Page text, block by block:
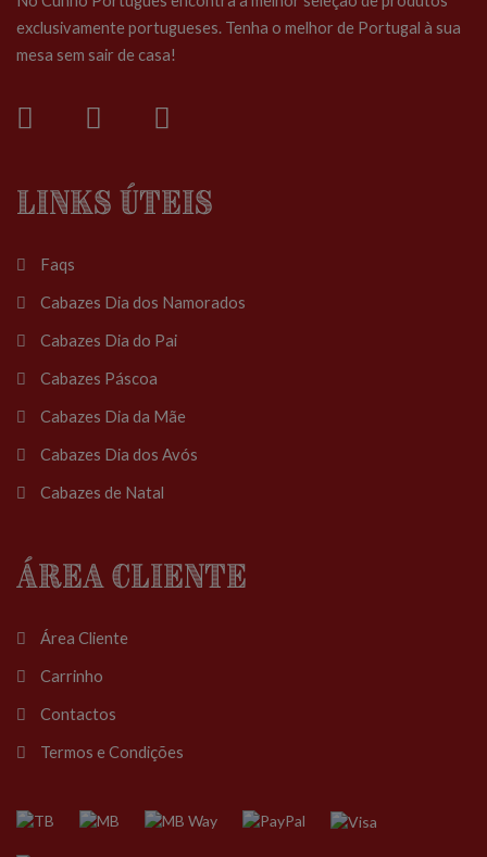
exclusivamente portugueses. Tenha o melhor de Portugal à sua
mesa sem sair de casa!
Links Úteis
Faqs
Cabazes Dia dos Namorados
Cabazes Dia do Pai
Cabazes Páscoa
Cabazes Dia da Mãe
Cabazes Dia dos Avós
Cabazes de Natal
Área Cliente
Área Cliente
Carrinho
Contactos
Termos e Condições